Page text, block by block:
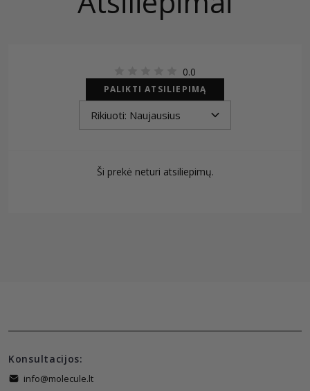
0.0
PALIKTI ATSILIEPIMĄ
Ši prekė neturi atsiliepimų.
Konsultacijos:
info@molecule.lt